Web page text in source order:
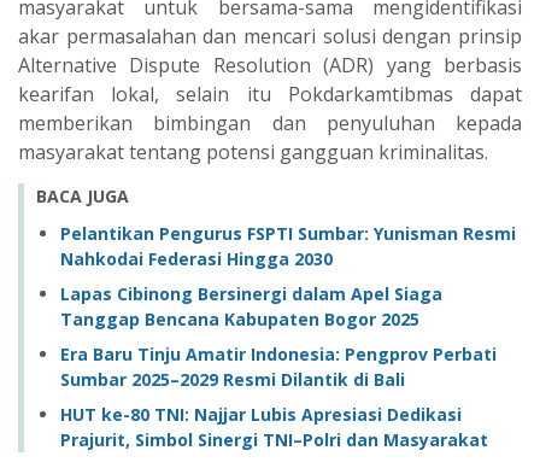
masyarakat untuk bersama-sama mengidentifikasi
akar permasalahan dan mencari solusi dengan prinsip
Alternative Dispute Resolution (ADR) yang berbasis
kearifan lokal, selain itu Pokdarkamtibmas dapat
memberikan bimbingan dan penyuluhan kepada
masyarakat tentang potensi gangguan kriminalitas.
BACA JUGA
Pelantikan Pengurus FSPTI Sumbar: Yunisman Resmi
Nahkodai Federasi Hingga 2030
Lapas Cibinong Bersinergi dalam Apel Siaga
Tanggap Bencana Kabupaten Bogor 2025
Era Baru Tinju Amatir Indonesia: Pengprov Perbati
Sumbar 2025–2029 Resmi Dilantik di Bali
HUT ke-80 TNI: Najjar Lubis Apresiasi Dedikasi
Prajurit, Simbol Sinergi TNI–Polri dan Masyarakat